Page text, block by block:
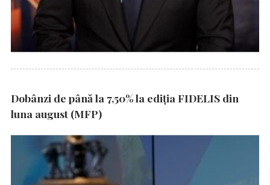
Dobânzi de până la 7,50% la ediția FIDELIS din
luna august (MFP)